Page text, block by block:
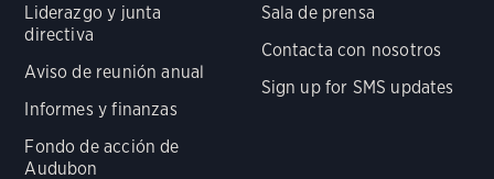
Liderazgo y junta
directiva
Aviso de reunión anual
Informes y finanzas
Fondo de acción de
Audubon
Sala de prensa
Contacta con nosotros
Sign up for SMS updates